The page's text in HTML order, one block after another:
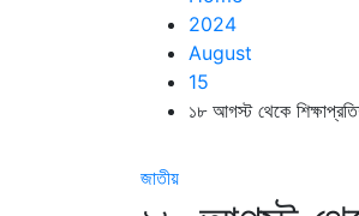
2024
August
15
১৮ আগস্ট থেকে
জাতীয়